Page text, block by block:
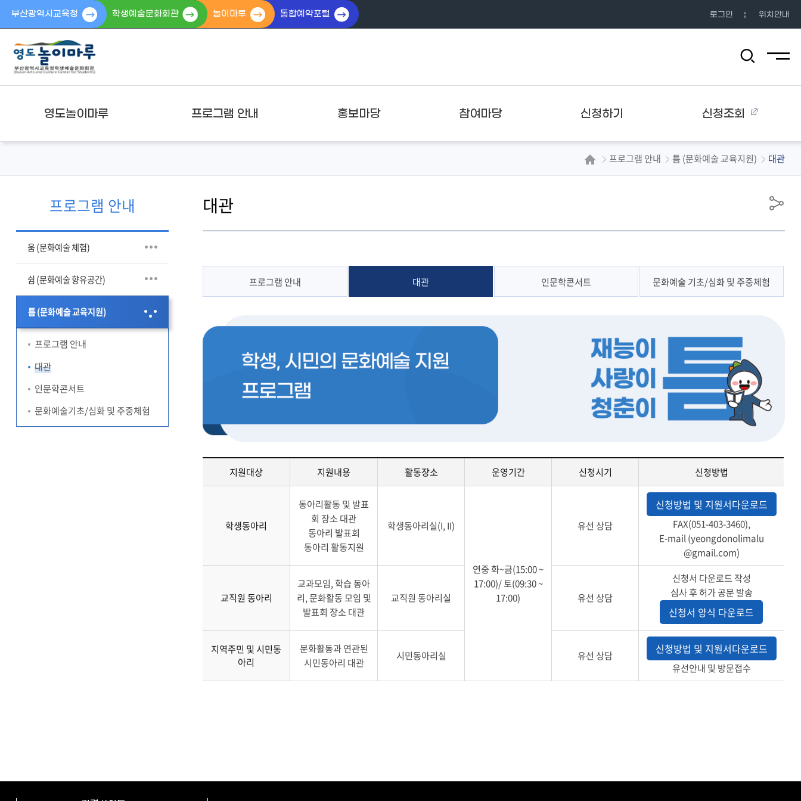
부산광역시교육청 학생예술문화회관 놀이마루 통합예약포털 로그인 위치안내
영도놀이마루 프로그램 안내 홍보마당 참여마당 신청하기 신청조회
검
색
역
기
전체메뉴
프로그램 안내
움 (문화예술 체험)
쉼 (문화예술 향유공간)
틈 (문화예술 교육지원)
프로그램 안내
대관
인문학콘서트
문화예술기초/심화 및 주중체험
대관
프로그램 안내 틈 (문화예술 교육지원) 대관
공
프로그램 안내 대관 인문학콘서트 문화예술 기초/심화 및 주중체험
지원대상 지원내용 활동장소 운영기간 신청시기 신청방법
학생동아리
동아리활동 및 발표
회 장소 대관
동아리 발표회
동아리 활동지원
학생동아리실(I, II)
연중 화~금(15:00 ~
17:00)/ 토(09:30 ~
17:00)
유선 상담
신청방법 및 지원서다운로드
FAX(051-403-3460),
E-mail (yeongdonolimalu
@gmail.com)
교직원 동아리
교과모임, 학습 동아
리, 문화활동 모임 및
발표회 장소 대관
교직원 동아리실 유선 상담
신청서 다운로드 작성
심사 후 허가 공문 발송
신청서 양식 다운로드
지역주민 및 시민동
아리
문화활동과 연관된
시민동아리 대관
시민동아리실 유선 상담 신청방법 및 지원서다운로드
유선안내 및 방문접수